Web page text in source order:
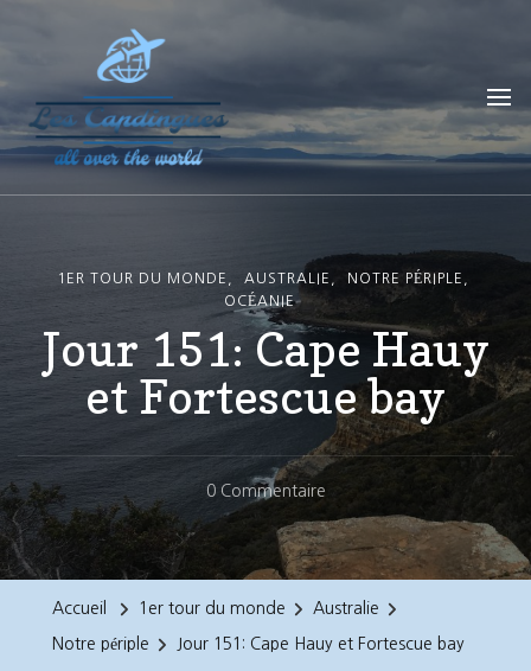
Les Capdingues
blog de voyage
1ER TOUR DU MONDE AUSTRALIE
NOTRE PÉRIPLE
OCÉANIE
Jour 151: Cape Hauy
et Fortescue bay
0 CommentaireSur
Jour
151:
Accueil 1er tour du monde Australie
Notre périple Jour 151: Cape Hauy et Fortescue bay